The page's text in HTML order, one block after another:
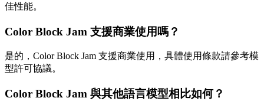
佳性能。
Color Block Jam 支援商業使用嗎？
是的，Color Block Jam 支援商業使用，具體使用條款請參考模
型許可協議。
Color Block Jam 與其他語言模型相比如何？